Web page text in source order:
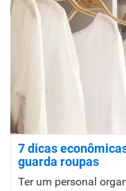
7 dicas
guarda roupas
Ter um personal